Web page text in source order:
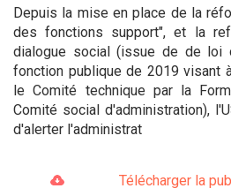
Depuis la mise en place de la
des fonctions support", et la
dialogue social (issue de de loi
fonction publique de 2019 visant
le Comité technique par la
Comité social d'administration),
d'alerter l'administrat
Télécharger la